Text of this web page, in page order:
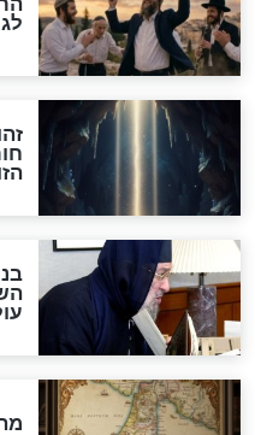
האם
אפשר
לכל המאמרים